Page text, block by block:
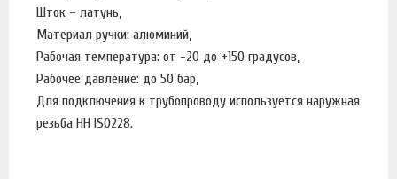
Шток – латунь,
Материал ручки: алюминий,
Рабочая температура: от -20 до +150 градусов,
Рабочее давление: до 50 бар,
Для подключения к трубопроводу используется наружная
резьба HH ISO228.